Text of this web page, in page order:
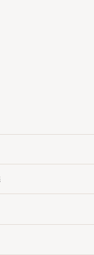
ページ一覧を開く
下層ページ一覧を開く